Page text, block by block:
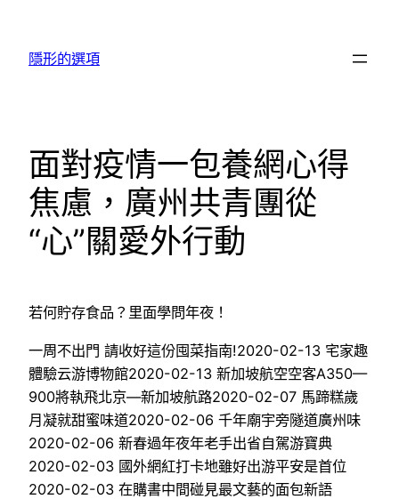
隱形的選項
面對疫情一包養網心得
焦慮，廣州共青團從
“心”關愛外行動
若何貯存食品？里面學問年夜！
一周不出門 請收好這份囤菜指南!2020-02-13 宅家趣
體驗云游博物館2020-02-13 新加坡航空空客A350—
900將執飛北京—新加坡航路2020-02-07 馬蹄糕歲
月凝就甜蜜味道2020-02-06 千年廟宇旁隧道廣州味
2020-02-06 新春過年夜年老手出省自駕游寶典
2020-02-03 國外網紅打卡地雖好出游平安是首位
2020-02-03 在購書中間碰見最文藝的面包新語